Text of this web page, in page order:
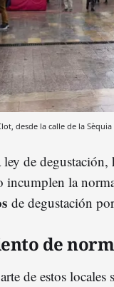
desde la calle de la
de degustación,
incumplen la
de degustación
de
de estos locales